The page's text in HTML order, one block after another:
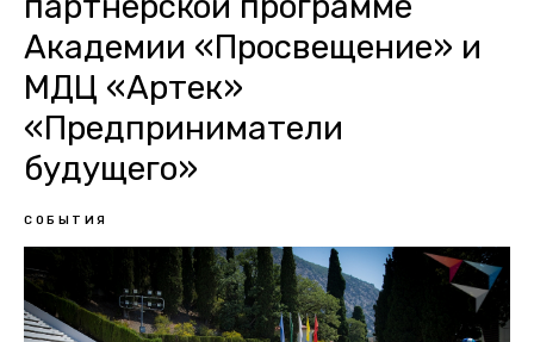
Академии «Просвещение» и
МДЦ «Артек»
«Предприниматели
будущего»
СОБЫТИЯ